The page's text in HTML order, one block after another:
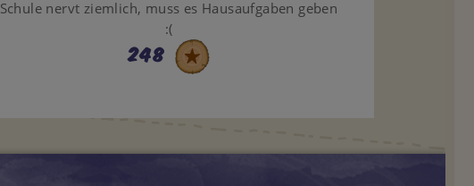
Schule nervt ziemlich, muss es Hausaufgaben geben
:(
248